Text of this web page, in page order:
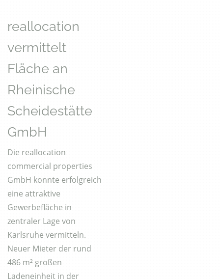
reallocation
vermittelt
Fläche an
Rheinische
Scheidestätte
GmbH
Die reallocation
commercial properties
GmbH konnte erfolgreich
eine attraktive
Gewerbefläche in
zentraler Lage von
Karlsruhe vermitteln.
Neuer Mieter der rund
486 m² großen
Ladeneinheit in der